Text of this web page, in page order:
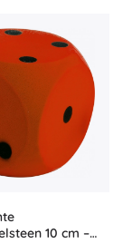
10 cm –